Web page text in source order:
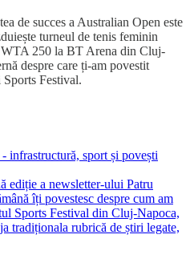
de succes a Australian Open este
turneul de tenis feminin
250 la BT Arena din Cluj-
despre care ți-am povestit
Festival.
infrastructură, sport și povești
ediție a newsletter-ului Patru
îți povestesc despre cum am
Sports Festival din Cluj-Napoca,
tradiționala rubrică de știri legate,